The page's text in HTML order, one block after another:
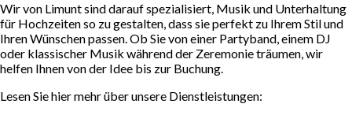
Wir von Limunt sind darauf spezialisiert, Musik und Unterhaltung
für Hochzeiten so zu gestalten, dass sie perfekt zu Ihrem Stil und
Ihren Wünschen passen. Ob Sie von einer Partyband, einem DJ
oder klassischer Musik während der Zeremonie träumen, wir
helfen Ihnen von der Idee bis zur Buchung.
Lesen Sie hier mehr über unsere Dienstleistungen: